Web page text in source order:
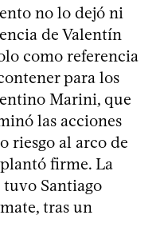
no lo dejó ni
de Valentín
como referencia
para los
Marini, que
las acciones
riesgo al arco de
firme. La
Santiago
tras un